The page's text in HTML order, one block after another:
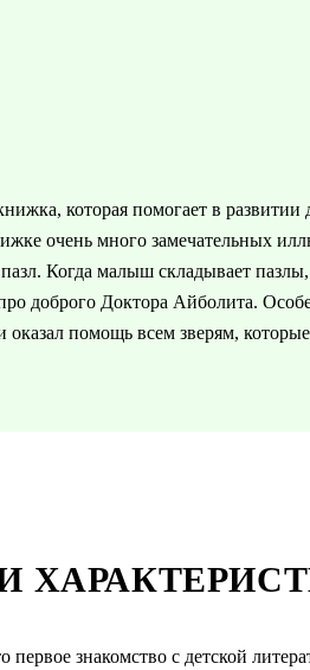
знакомство с детской
которая помогает в
очень много замечательных
Когда малыш складывает
доброго Доктора Айболита.
помощь всем зверям,